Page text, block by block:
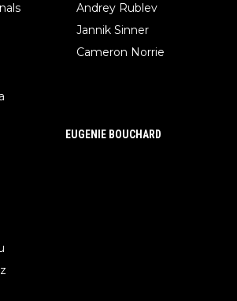
Andrey Rublev
Jannik Sinner
Cameron Norrie
EUGENIE BOUCHARD